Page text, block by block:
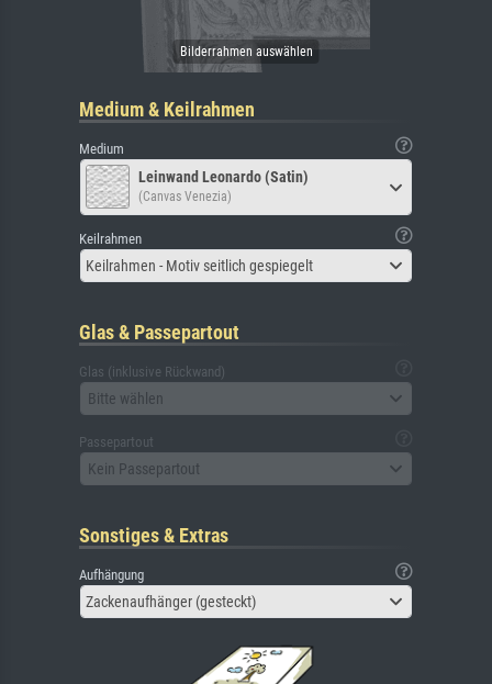
Medium & Keilrahmen
Medium
Leinwand Leonardo (Satin)
(Canvas Venezia)
Keilrahmen
Keilrahmen - Motiv seitlich gespiegelt
Glas & Passepartout
Glas (inklusive Rückwand)
Bitte wählen
Passepartout
Kein Passepartout
Sonstiges & Extras
Aufhängung
Zackenaufhänger (gesteckt)